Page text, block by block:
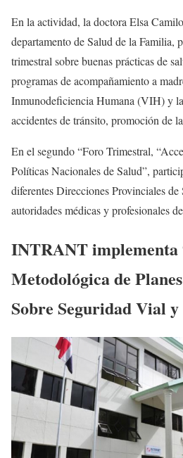
En la actividad, la doctora Elsa
departamento de Salud de la Familia,
trimestral sobre buenas prácticas de
programas de acompañamiento a
Inmunodeficiencia Humana (VIH) y
accidentes de tránsito, promoción de
En el segundo “Foro Trimestral,
Políticas Nacionales de Salud”,
diferentes Direcciones Provinciales
autoridades médicas y profesionales
INTRANT implementa
Metodológica de
Sobre Seguridad Vial